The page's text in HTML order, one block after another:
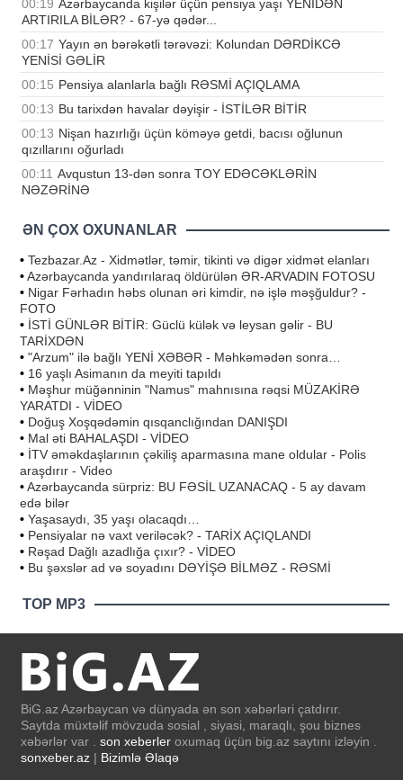
00:19 Azərbaycanda kişilər üçün pensiya yaşı YENİDƏN
ARTIRILA BİLƏR? - 67-yə qədər...
00:17 Yayın ən bərəkətli tərəvəzi: Kolundan DƏRDİKCƏ
YENİSİ GƏLİR
00:15 Pensiya alanlarla bağlı RƏSMİ AÇIQLAMA
00:13 Bu tarixdən havalar dəyişir - İSTİLƏR BİTİR
00:13 Nişan hazırlığı üçün köməyə getdi, bacısı oğlunun
qızıllarını oğurladı
00:11 Avqustun 13-dən sonra TOY EDƏCƏKLƏRİN
NƏZƏRİNƏ
ƏN ÇOX OXUNANLAR
• Tezbazar.Az - Xidmətlər, təmir, tikinti və digər xidmət elanları
•Azərbaycanda yandırılaraq öldürülən ƏR-ARVADIN FOTOSU
• Nigar Fərhadın həbs olunan əri kimdir, nə işlə məşğuldur? -
FOTO
• İSTİ GÜNLƏR BİTİR: Güclü külək və leysan gəlir - BU
TARİXDƏN
• "Arzum" ilə bağlı YENİ XƏBƏR - Məhkəmədən sonra…
• 16 yaşlı Asimanın da meyiti tapıldı
• Məşhur müğənninin "Namus" mahnısına rəqsi MÜZAKİRƏ
YARATDI - VİDEO
• Doğuş Xoşqədəmin qısqanclığından DANIŞDI
• Mal əti BAHALAŞDI - VİDEO
• İTV əməkdaşlarının çəkiliş aparmasına mane oldular - Polis
araşdırır - Video
•Azərbaycanda sürpriz: BU FƏSİL UZANACAQ - 5 ay davam
edə bilər
• Yaşasaydı, 35 yaşı olacaqdı…
• Pensiyalar nə vaxt veriləcək? - TARİX AÇIQLANDI
• Rəşad Dağlı azadlığa çıxır? - VİDEO
• Bu şəxslər ad və soyadını DƏYİŞƏ BİLMƏZ - RƏSMİ
TOP MP3
BiG.az Azərbaycan və dünyada ən son xəbərləri çatdırır.
Saytda müxtəlif mövzuda sosial , siyasi, maraqlı, şou biznes
xəbərlər var . son xeberler oxumaq üçün big.az saytını izləyin .
sonxeber.az | Bizimlə Əlaqə